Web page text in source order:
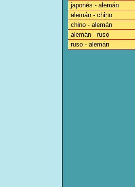
japonés - alemán
alemán - chino
chino - alemán
alemán - ruso
ruso - alemán